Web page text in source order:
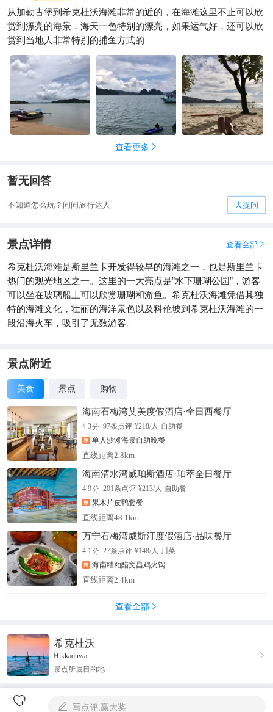
从加勒古堡到希克杜沃海滩非常的近的，在海滩这里不止可以欣
赏到漂亮的海景，海天一色特别的漂亮，如果运气好，还可以欣
赏到当地人非常特别的捕鱼方式的
查看更多 
暂无回答
不知道怎么玩？问问旅行达人 去提问
景点详情 查看全部 
希克杜沃海滩是斯里兰卡开发得较早的海滩之一，也是斯里兰卡
热门的观光地区之一。这里的一大亮点是”水下珊瑚公园”，游客
可以坐在玻璃船上可以欣赏珊瑚和游鱼。希克杜沃海滩凭借其独
特的海滩文化，壮丽的海洋景色以及科伦坡到希克杜沃海滩的一
段沿海火车，吸引了无数游客。
景点附近
美食 景点 购物
海南石梅湾艾美度假酒店·全日西餐厅
4.3分 97条点评 ¥218/人 自助餐
单人沙滩海景自助晚餐
直线距离2.8km
海南清水湾威珀斯酒店·珀萃全日餐厅
4.9分 201条点评 ¥213/人 自助餐
果木片皮鸭套餐
直线距离48.1km
万宁石梅湾威斯汀度假酒店·品味餐厅
4.1分 27条点评 ¥148/人 川菜
海南糟粕醋文昌鸡火锅
直线距离2.4km
查看全部 
希克杜沃
Hikkaduwa
景点所属目的地

  写点评,赢大奖